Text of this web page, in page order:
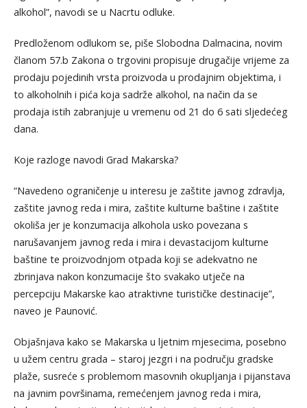
alkohol”, navodi se u Nacrtu odluke.
Predloženom odlukom se, piše Slobodna Dalmacina, novim
članom 57.b Zakona o trgovini propisuje drugačije vrijeme za
prodaju pojedinih vrsta proizvoda u prodajnim objektima, i
to alkoholnih i pića koja sadrže alkohol, na način da se
prodaja istih zabranjuje u vremenu od 21 do 6 sati sljedećeg
dana.
Koje razloge navodi Grad Makarska?
“Navedeno ograničenje u interesu je zaštite javnog zdravlja,
zaštite javnog reda i mira, zaštite kulturne baštine i zaštite
okoliša jer je konzumacija alkohola usko povezana s
narušavanjem javnog reda i mira i devastacijom kulturne
baštine te proizvodnjom otpada koji se adekvatno ne
zbrinjava nakon konzumacije što svakako utječe na
percepciju Makarske kao atraktivne turističke destinacije”,
naveo je Paunović.
Objašnjava kako se Makarska u ljetnim mjesecima, posebno
u užem centru grada – staroj jezgri i na području gradske
plaže, susreće s problemom masovnih okupljanja i pijanstava
na javnim površinama, remećenjem javnog reda i mira,